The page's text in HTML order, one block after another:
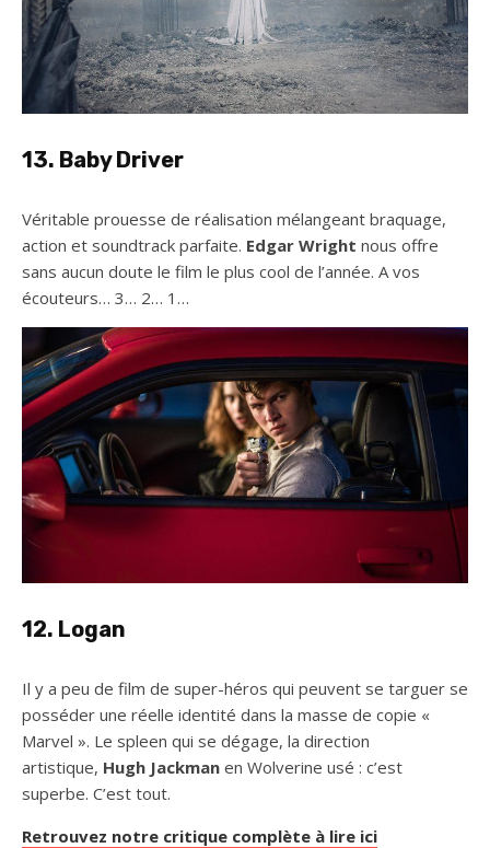
13. Baby Driver
Véritable prouesse de réalisation mélangeant braquage,
action et soundtrack parfaite. Edgar Wright nous offre
sans aucun doute le film le plus cool de l’année. A vos
écouteurs… 3… 2… 1…
12. Logan
Il y a peu de film de super-héros qui peuvent se targuer se
posséder une réelle identité dans la masse de copie «
Marvel ». Le spleen qui se dégage, la direction
artistique, Hugh Jackman en Wolverine usé : c’est
superbe. C’est tout.
Retrouvez notre critique complète à lire ici